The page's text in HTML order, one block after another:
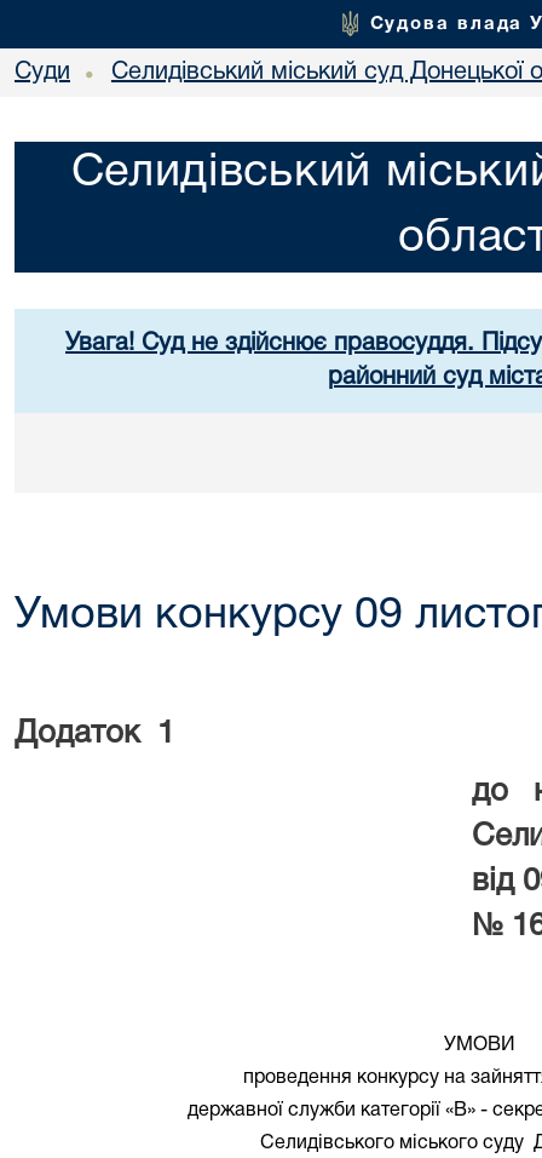
Судова влада
Суди • Селидівський міський суд Донецької
Селидівський
Увага! Суд не здійснює правосуддя.
районний суд
Умови конкурсу 09
Додаток
1
до
від
№
УМОВИ
проведення конкурсу на
державної служби категорії «В» -
Селидівського міського суду